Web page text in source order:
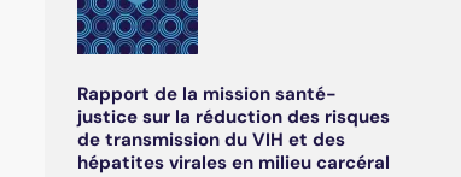
Rapport de la mission santé-
justice sur la réduction des risques
de transmission du VIH et des
hépatites virales en milieu carcéral